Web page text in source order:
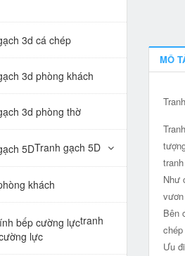
MÔ
Như
Bên
Ưu
3d cá chép
3d phòng khách
3d phòng thờ
Tranh gạch 5D
khách
tranh
lực